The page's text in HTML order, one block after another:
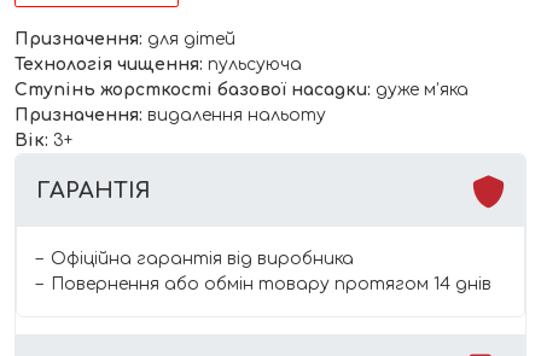
Призначення: для дітей
Технологія чищення: пульсуюча
Ступінь жорсткості базової насадки: дуже м’яка
Призначення: видалення нальоту
Вік: 3+
ГАРАНТІЯ
Офіційна гарантія від виробника
Повернення або обмін товару протягом 14 днів